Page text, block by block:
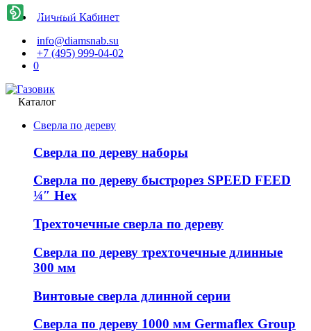
Личный Кабинет
info@diamsnab.su
+7 (495) 999-04-02
0
Каталог
Сверла по дереву
Сверла по дереву наборы
Сверла по дереву быстрорез SPEED FEED
¼″ Hex
Трехточечные сверла по дереву
Сверла по дереву трехточечные длинные
300 мм
Винтовые сверла длинной серии
Сверла по дереву 1000 мм Germaflex Group